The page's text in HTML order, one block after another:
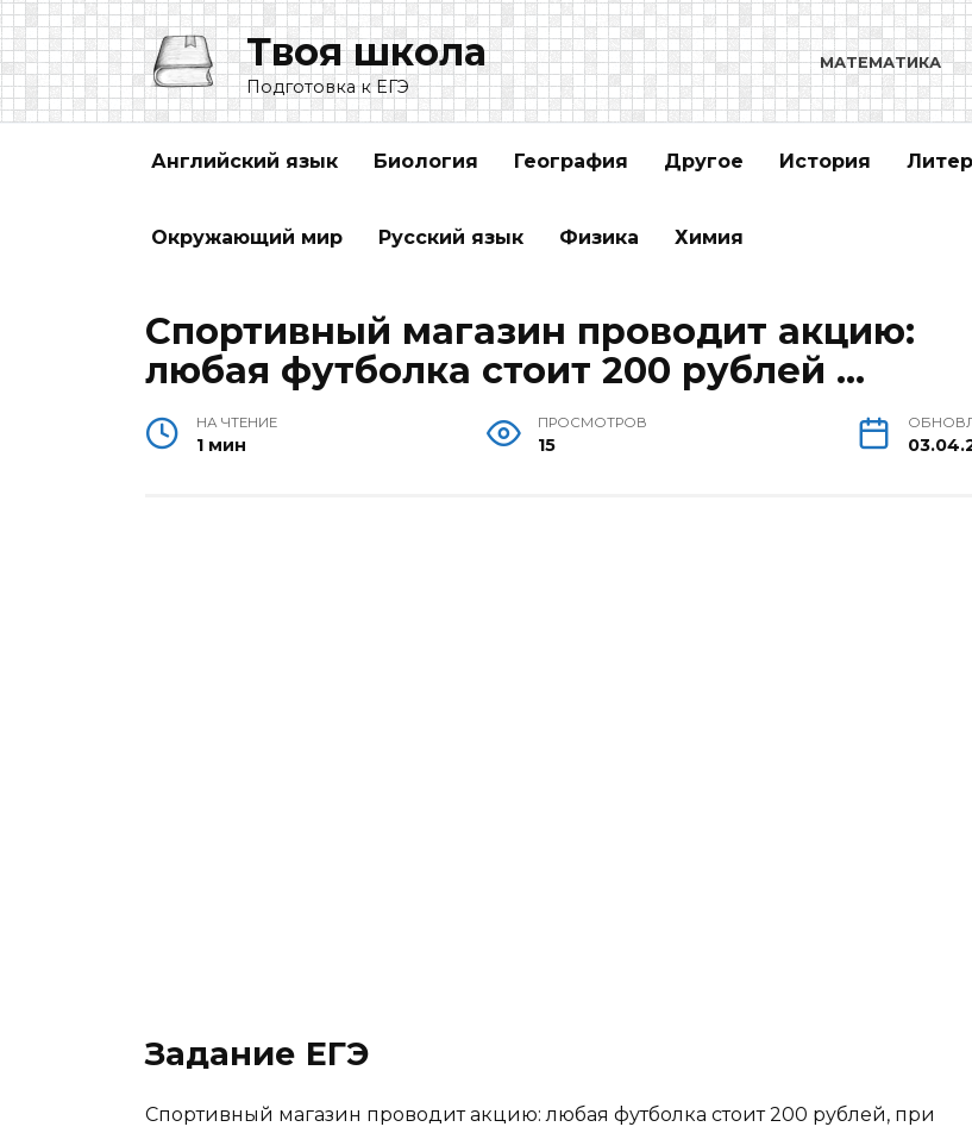
Перейти
к
содержанию
Твоя школа
Подготовка к ЕГЭ
МАТЕМАТИКА
Английский язык Биология География Другое История
Окружающий мир Русский язык Физика Химия
Спортивный магазин проводит акцию:
любая футболка стоит 200 рублей …
НА ЧТЕНИЕ
1 мин
ПРОСМОТРОВ
15
Задание ЕГЭ
Спортивный магазин проводит акцию: любая футболка стоит 200 рублей, при